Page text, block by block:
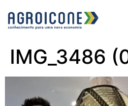
IMG_3486